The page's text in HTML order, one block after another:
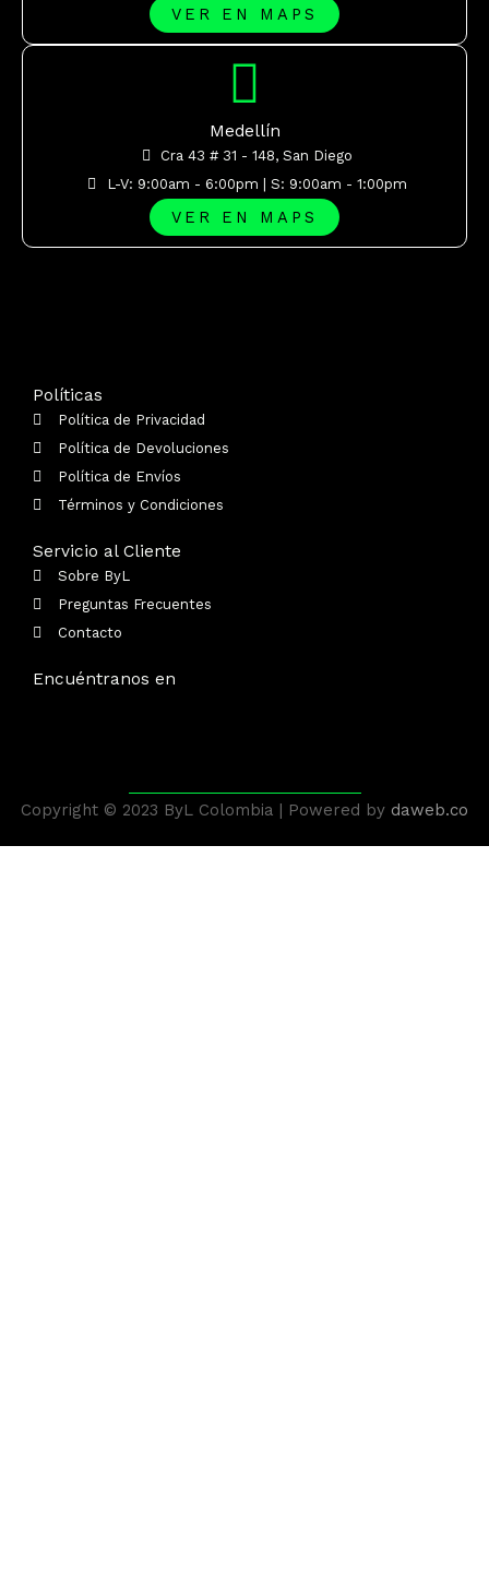
VER EN MAPS
Medellín
Cra 43 # 31 - 148, San Diego
L-V: 9:00am - 6:00pm | S: 9:00am - 1:00pm
VER EN MAPS
Políticas
Política de Privacidad
Política de Devoluciones
Política de Envíos
Términos y Condiciones
Servicio al Cliente
Sobre ByL
Preguntas Frecuentes
Contacto
Encuéntranos en
Copyright © 2023 ByL Colombia | Powered by daweb.co